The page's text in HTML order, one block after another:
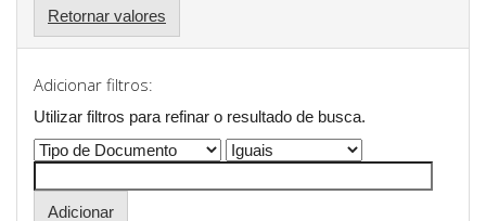
Retornar valores
Adicionar filtros:
Utilizar filtros para refinar o resultado de busca.